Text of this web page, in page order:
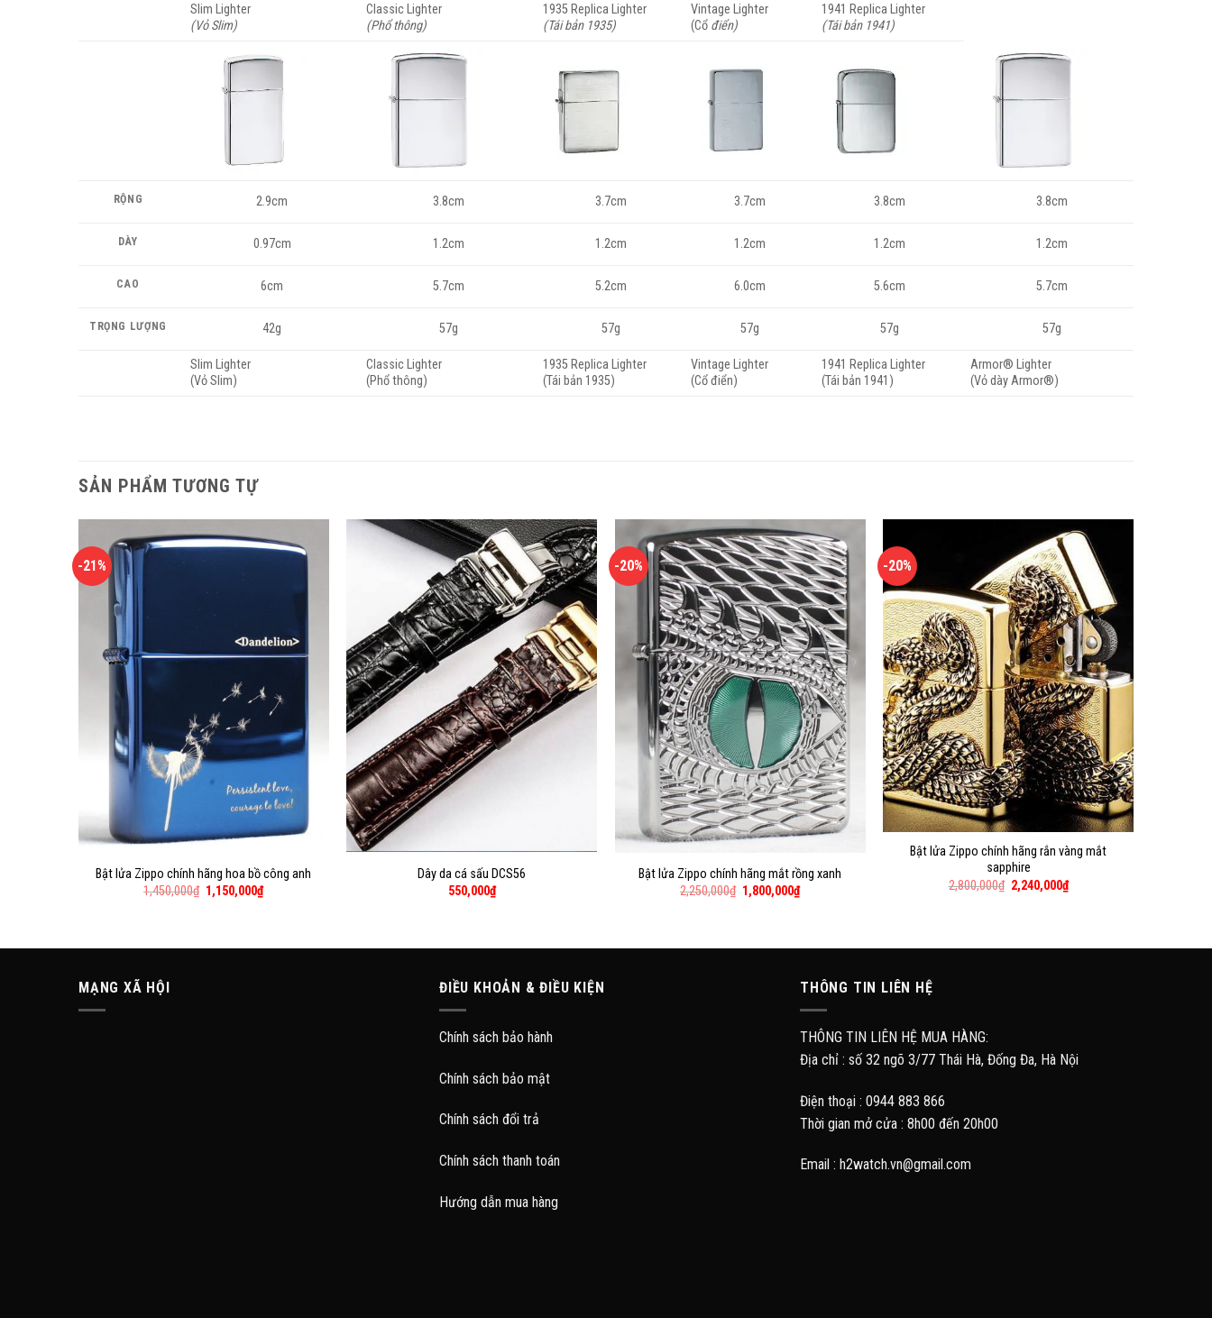
Slim Lighter
(Vỏ Slim)
Classic Lighter
(Phổ thông)
1935 Replica Lighter
(Tái bản 1935)
Vintage Lighter
(Cổ điển)
1941 Replica Lighter
(Tái bản 1941)
RỘNG 2.9cm 3.8cm 3.7cm 3.7cm 3.8cm 3.8cm
DÀY 0.97cm 1.2cm 1.2cm 1.2cm 1.2cm 1.2cm
CAO 6cm 5.7cm 5.2cm 6.0cm 5.6cm 5.7cm
TRỌNG LƯỢNG 42g 57g 57g 57g 57g 57g
Slim Lighter
(Vỏ Slim)
Classic Lighter
(Phổ thông)
1935 Replica Lighter
(Tái bản 1935)
Vintage Lighter
(Cổ điển)
1941 Replica Lighter
(Tái bản 1941)
Armor® Lighter
(Vỏ dày Armor®)
SẢN PHẨM TƯƠNG TỰ
-21%
Bật lửa Zippo chính hãng hoa bồ công anh
1,450,000₫ 1,150,000₫
Dây da cá sấu DCS56
550,000₫
-20%
Bật lửa Zippo chính hãng mắt rồng xanh
2,250,000₫ 1,800,000₫
-20%
Bật lửa Zippo chính hãng rắn vàng mắt
sapphire
2,800,000₫ 2,240,000₫
MẠNG XÃ HỘI ĐIỀU KHOẢN & ĐIỀU KIỆN
Chính sách bảo hành
Chính sách bảo mật
Chính sách đổi trả
Chính sách thanh toán
Hướng dẫn mua hàng
THÔNG TIN LIÊN HỆ
THÔNG TIN LIÊN HỆ MUA HÀNG:
Địa chỉ : số 32 ngõ 3/77 Thái Hà, Đống Đa, Hà Nội
Điện thoại : 0944 883 866
Thời gian mở cửa : 8h00 đến 20h00
Email : h2watch.vn@gmail.com